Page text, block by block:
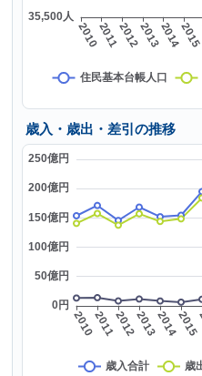
歳入・歳出・差引の推移